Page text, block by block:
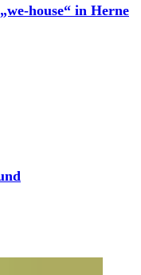
house“ in Herne